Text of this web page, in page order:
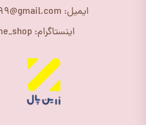
ایمیل: purehome1399@gmail.com
اینستاگرام: purehome_shop@